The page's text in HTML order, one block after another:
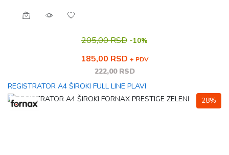
205,00 RSD -10%
185,00 RSD + PDV
222,00 RSD
REGISTRATOR A4 ŠIROKI FULL LINE PLAVI
28%